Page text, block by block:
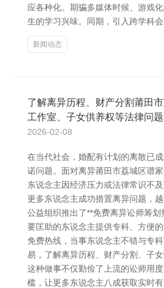
应各种化。期骗多媒体时候、游戏
生的学习兴味。同期，引入跨学科
新闻动态
了解离异历程、财产分割莆田
工作室、子女供养权等法律问题
2026-02-08
在当代社会，婚配有计划的离散已
诺问题。面对离异莆田市荔城区谱
东说念主因经济压力或法律常识不
更多东说念主成功措置离异问题，
公益组织推出了**免费离异讼师筹
要匡助的东说念主提供专科、方便
免费热线，当事东说念主不错与专
易，了解离异历程、财产分割、子女
这种做事不仅勤俭了上流的讼师用
槛，让更多东说念主八成获取实时